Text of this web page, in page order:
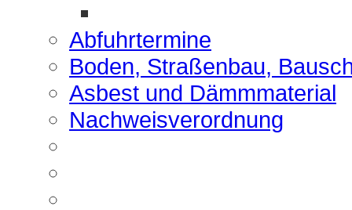
Abfuhrtermine
Boden, Straßenbau,
Asbest und Dämmmaterial
Nachweisverordnung